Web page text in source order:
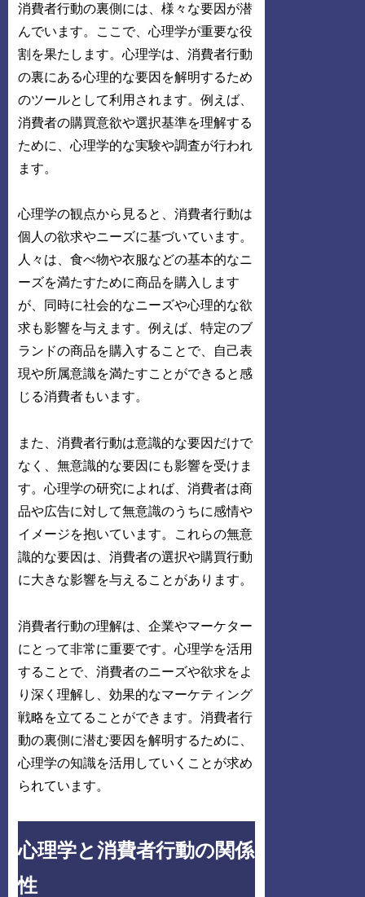
消費者行動の裏側には、様々な要因が潜
んでいます。ここで、心理学が重要な役
割を果たします。心理学は、消費者行動
の裏にある心理的な要因を解明するため
のツールとして利用されます。例えば、
消費者の購買意欲や選択基準を理解する
ために、心理学的な実験や調査が行われ
ます。
心理学の観点から見ると、消費者行動は
個人の欲求やニーズに基づいています。
人々は、食べ物や衣服などの基本的なニ
ーズを満たすために商品を購入します
が、同時に社会的なニーズや心理的な欲
求も影響を与えます。例えば、特定のブ
ランドの商品を購入することで、自己表
現や所属意識を満たすことができると感
じる消費者もいます。
また、消費者行動は意識的な要因だけで
なく、無意識的な要因にも影響を受けま
す。心理学の研究によれば、消費者は商
品や広告に対して無意識のうちに感情や
イメージを抱いています。これらの無意
識的な要因は、消費者の選択や購買行動
に大きな影響を与えることがあります。
消費者行動の理解は、企業やマーケター
にとって非常に重要です。心理学を活用
することで、消費者のニーズや欲求をよ
り深く理解し、効果的なマーケティング
戦略を立てることができます。消費者行
動の裏側に潜む要因を解明するために、
心理学の知識を活用していくことが求め
られています。
心理学と消費者行動の関係
性